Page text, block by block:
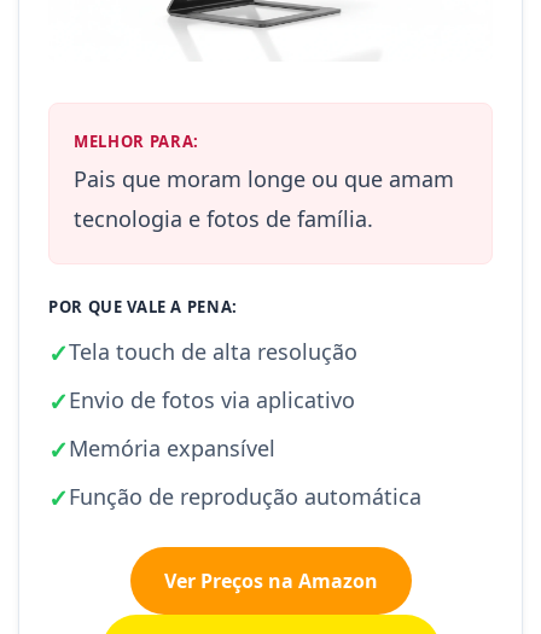
MELHOR PARA:
Pais que moram longe ou que amam
tecnologia e fotos de família.
POR QUE VALE A PENA:
✓Tela touch de alta resolução
✓Envio de fotos via aplicativo
✓Memória expansível
✓Função de reprodução automática
Ver Preços na Amazon